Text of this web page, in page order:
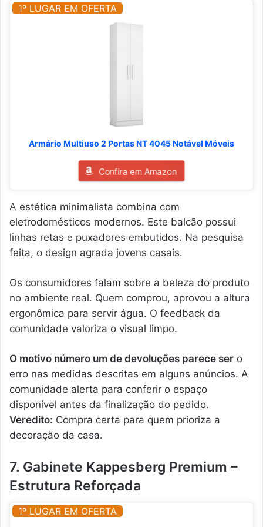
1º LUGAR EM OFERTA
Armário Multiuso 2 Portas NT 4045 Notável Móveis
Confira em Amazon
A estética minimalista combina com
eletrodomésticos modernos. Este balcão possui
linhas retas e puxadores embutidos. Na pesquisa
feita, o design agrada jovens casais.
Os consumidores falam sobre a beleza do produto
no ambiente real. Quem comprou, aprovou a altura
ergonômica para servir água. O feedback da
comunidade valoriza o visual limpo.
O motivo número um de devoluções parece ser o
erro nas medidas descritas em alguns anúncios. A
comunidade alerta para conferir o espaço
disponível antes da finalização do pedido.
Veredito: Compra certa para quem prioriza a
decoração da casa.
7. Gabinete Kappesberg Premium –
Estrutura Reforçada
1º LUGAR EM OFERTA